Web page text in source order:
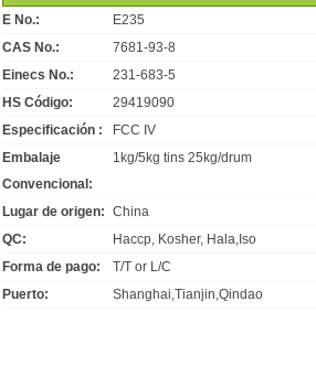
E No.:
E235
CAS No.:
7681-93-8
Einecs No.:
231-683-5
HS Código:
29419090
Especificación :
FCC IV
Embalaje
Convencional:
1kg/5kg tins 25kg/drum
Lugar de origen: China
QC:
Haccp, Kosher, Hala,Iso
Forma de pago:
T/T or L/C
Puerto:
Shanghai,Tianjin,Qindao